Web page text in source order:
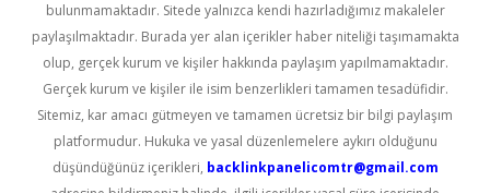
bulunmamaktadır. Sitede yalnızca kendi hazırladığımız makaleler
paylaşılmaktadır. Burada yer alan içerikler haber niteliği taşımamakta
olup, gerçek kurum ve kişiler hakkında paylaşım yapılmamaktadır.
Gerçek kurum ve kişiler ile isim benzerlikleri tamamen tesadüfidir.
Sitemiz, kar amacı gütmeyen ve tamamen ücretsiz bir bilgi paylaşım
platformudur. Hukuka ve yasal düzenlemelere aykırı olduğunu
düşündüğünüz içerikleri, backlinkpanelicomtr@gmail.com